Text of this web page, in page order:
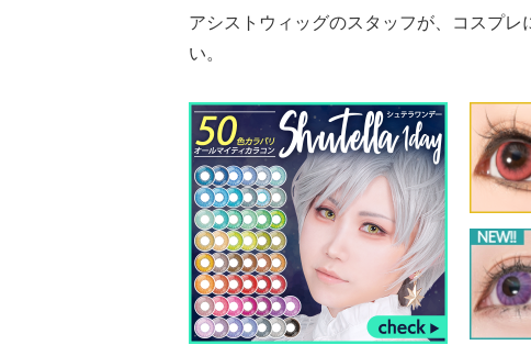
アシストウィッグのスタッフが、コスプ
い。